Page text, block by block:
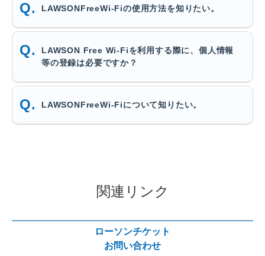
LAWSONFreeWi-Fiの使用方法を知りたい。
LAWSON Free Wi-Fiを利用する際に、個人情報
等の登録は必要ですか？
LAWSONFreeWi-Fiについて知りたい。
関連リンク
ローソンチケット
お問い合わせ